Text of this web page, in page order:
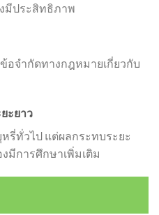
มีประสิทธิภาพ
อจำกัดทางกฎหมายเกี่ยวกับ
ะยาว
รี่ทั่วไป แต่ผลกระทบระยะ
มีการศึกษาเพิ่มเติม